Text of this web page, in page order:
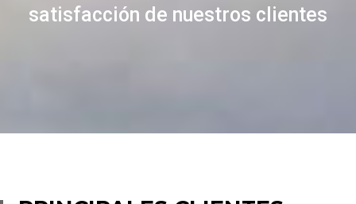
satisfacción de nuestros clientes